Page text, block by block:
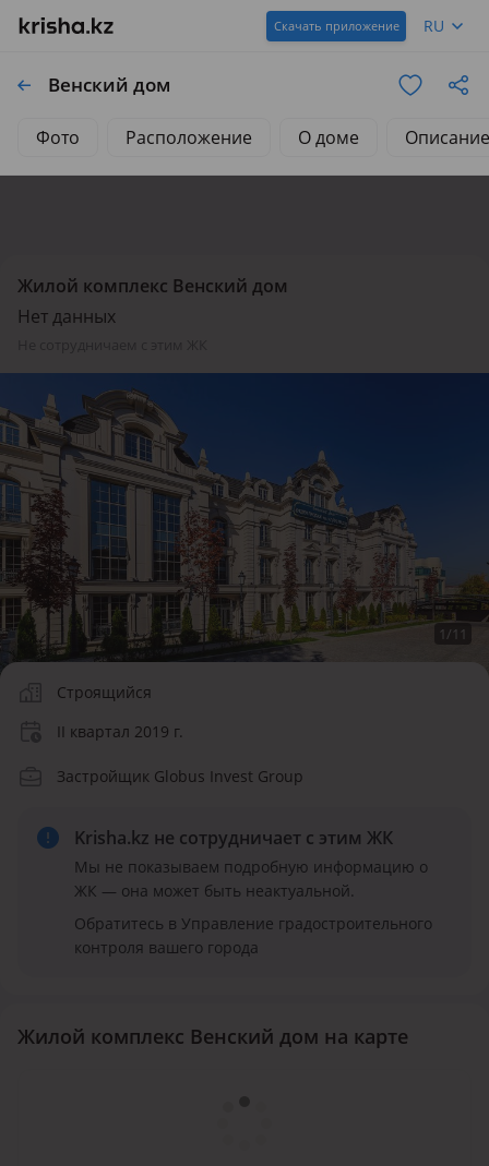
Скачать приложение RU
Венский дом
Фото Расположение О доме Описание
Жилой комплекс Венский дом
Нет данных
1/11
Строящийся
II квартал 2019 г.
Застройщик Globus Invest Group
Krisha.kz не сотрудничает с этим ЖК
Мы не показываем подробную информацию о
ЖК — она может быть неактуальной.
Обратитесь в Управление градостроительного
контроля вашего города
Жилой комплекс Венский дом на карте